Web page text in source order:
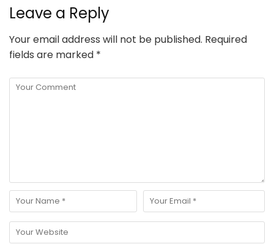
Leave a Reply
Your email address will not be published. Required
fields are marked *